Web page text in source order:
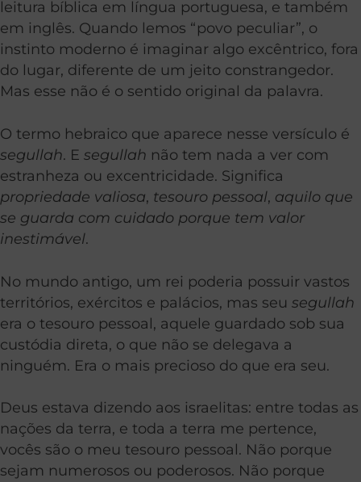
leitura bíblica em língua portuguesa, e também
em inglês. Quando lemos “povo peculiar”, o
instinto moderno é imaginar algo excêntrico, fora
do lugar, diferente de um jeito constrangedor.
Mas esse não é o sentido original da palavra.
O termo hebraico que aparece nesse versículo é
segullah. E segullah não tem nada a ver com
estranheza ou excentricidade. Significa
propriedade valiosa, tesouro pessoal, aquilo que
se guarda com cuidado porque tem valor
inestimável.
No mundo antigo, um rei poderia possuir vastos
territórios, exércitos e palácios, mas seu segullah
era o tesouro pessoal, aquele guardado sob sua
custódia direta, o que não se delegava a
ninguém. Era o mais precioso do que era seu.
Deus estava dizendo aos israelitas: entre todas as
nações da terra, e toda a terra me pertence,
vocês são o meu tesouro pessoal. Não porque
sejam numerosos ou poderosos. Não porque